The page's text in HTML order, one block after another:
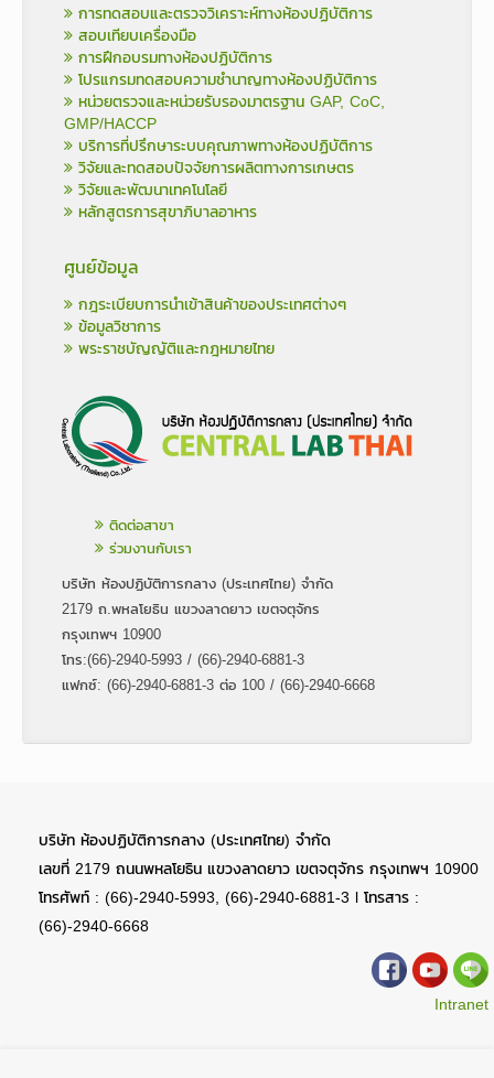
การทดสอบและตรวจวิเคราะห์ทางห้องปฏิบัติการ
สอบเทียบเครื่องมือ
การฝึกอบรมทางห้องปฏิบัติการ
โปรแกรมทดสอบความชำนาญทางห้องปฏิบัติการ
หน่วยตรวจและหน่วยรับรองมาตรฐาน GAP, CoC,
GMP/HACCP
บริการที่ปรึกษาระบบคุณภาพทางห้องปฏิบัติการ
วิจัยและทดสอบปัจจัยการผลิตทางการเกษตร
วิจัยและพัฒนาเทคโนโลยี
หลักสูตรการสุขาภิบาลอาหาร
ศูนย์ข้อมูล
กฎระเบียบการนำเข้าสินค้าของประเทศต่างๆ
ข้อมูลวิชาการ
พระราชบัญญัติและกฎหมายไทย
ติดต่อสาขา
ร่วมงานกับเรา
บริษัท ห้องปฏิบัติการกลาง (ประเทศไทย) จำกัด
2179 ถ.พหลโยธิน แขวงลาดยาว เขตจตุจักร
กรุงเทพฯ 10900
โทร:(66)-2940-5993 / (66)-2940-6881-3
แฟกซ์: (66)-2940-6881-3 ต่อ 100 / (66)-2940-6668
บริษัท ห้องปฏิบัติการกลาง (ประเทศไทย) จำกัด
เลขที่ 2179 ถนนพหลโยธิน แขวงลาดยาว เขตจตุจักร กรุงเทพฯ 10900
โทรศัพท์ : (66)-2940-5993, (66)-2940-6881-3 l โทรสาร :
(66)-2940-6668
Intranet